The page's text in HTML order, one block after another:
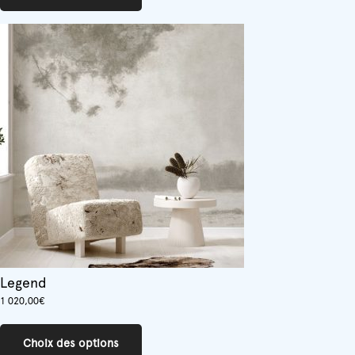
variations.
Les
options
du
produit
Legend
1 020,00€
Choix des options